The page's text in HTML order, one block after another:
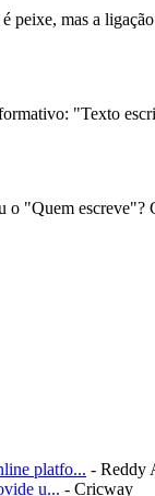
peixe, mas a
"Texto
"Quem
platfo... - Reddy
u... - Cricway